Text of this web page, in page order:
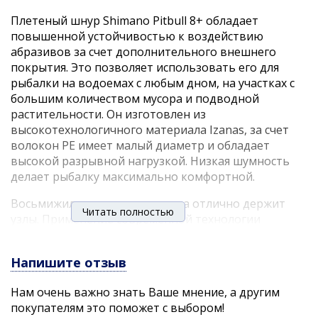
Плетеный шнур Shimano Pitbull 8+ обладает
повышенной устойчивостью к воздействию
абразивов за счет дополнительного внешнего
покрытия. Это позволяет использовать его для
рыбалки на водоемах с любым дном, на участках с
большим количеством мусора и подводной
растительности. Он изготовлен из
высокотехнологичного материала Izanas, за счет
волокон PE имеет малый диаметр и обладает
высокой разрывной нагрузкой. Низкая шумность
делает рыбалку максимально комфортной.
Восьмижильная плетеная леска отлично держит
узлы. Применение современной технологии
показатель, как растяжимость. Спиннингисту легче
контролировать процесс вываживания. Шнур
хорошо проявляет себя в условиях, когда особенно
Читать полностью
Напишите отзыв
Нам очень важно знать Ваше мнение, а другим
покупателям это поможет с выбором!